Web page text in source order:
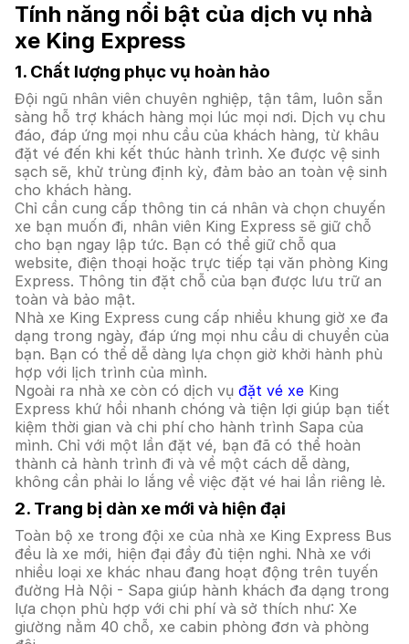
Tính năng nổi bật của dịch vụ nhà
xe King Express
1. Chất lượng phục vụ hoàn hảo
Đội ngũ nhân viên chuyên nghiệp, tận tâm, luôn sẵn
sàng hỗ trợ khách hàng mọi lúc mọi nơi. Dịch vụ chu
đáo, đáp ứng mọi nhu cầu của khách hàng, từ khâu
đặt vé đến khi kết thúc hành trình. Xe được vệ sinh
sạch sẽ, khử trùng định kỳ, đảm bảo an toàn vệ sinh
cho khách hàng.
Chỉ cần cung cấp thông tin cá nhân và chọn chuyến
xe bạn muốn đi, nhân viên King Express sẽ giữ chỗ
cho bạn ngay lập tức. Bạn có thể giữ chỗ qua
website, điện thoại hoặc trực tiếp tại văn phòng King
Express. Thông tin đặt chỗ của bạn được lưu trữ an
toàn và bảo mật.
Nhà xe King Express cung cấp nhiều khung giờ xe đa
dạng trong ngày, đáp ứng mọi nhu cầu di chuyển của
bạn. Bạn có thể dễ dàng lựa chọn giờ khởi hành phù
hợp với lịch trình của mình.
Ngoài ra nhà xe còn có dịch vụ đặt vé xe King
Express khứ hồi nhanh chóng và tiện lợi giúp bạn tiết
kiệm thời gian và chi phí cho hành trình Sapa của
mình. Chỉ với một lần đặt vé, bạn đã có thể hoàn
thành cả hành trình đi và về một cách dễ dàng,
không cần phải lo lắng về việc đặt vé hai lần riêng lẻ.
2. Trang bị dàn xe mới và hiện đại
Toàn bộ xe trong đội xe của nhà xe King Express Bus
đều là xe mới, hiện đại đầy đủ tiện nghi. Nhà xe với
nhiều loại xe khác nhau đang hoạt động trên tuyến
đường Hà Nội - Sapa giúp hành khách đa dạng trong
lựa chọn phù hợp với chi phí và sở thích như: Xe
giường nằm 40 chỗ, xe cabin phòng đơn và phòng